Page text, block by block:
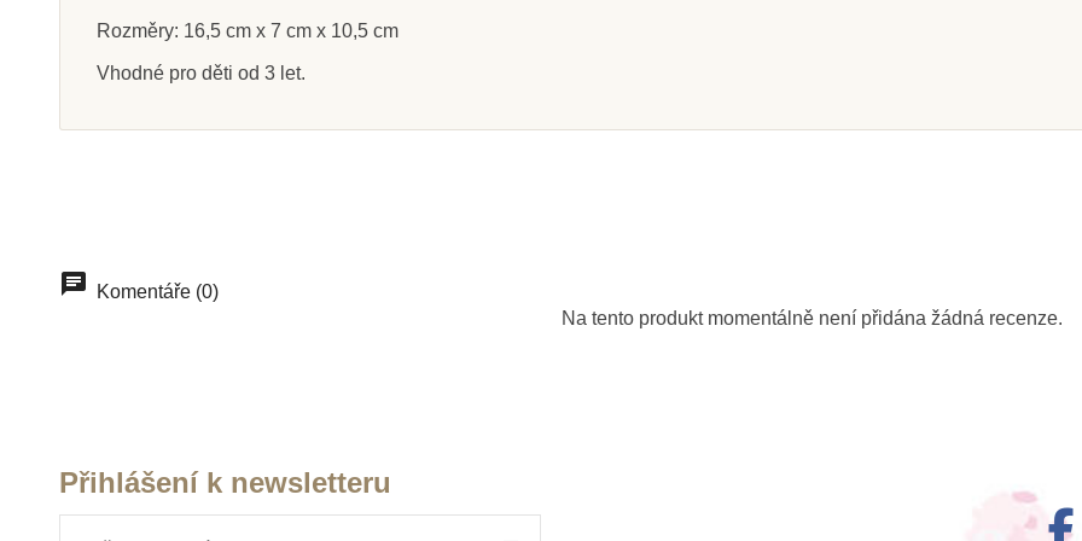
158 Kč
Přidat do košíku Přidat do košíku
Rozměry: 16,5 cm x 7 cm x 10,5 cm
Vhodné pro děti od 3 let.
Komentáře (0)
Na tento produkt momentálně není přidána žádná recenze.
Přihlášení k newsletteru